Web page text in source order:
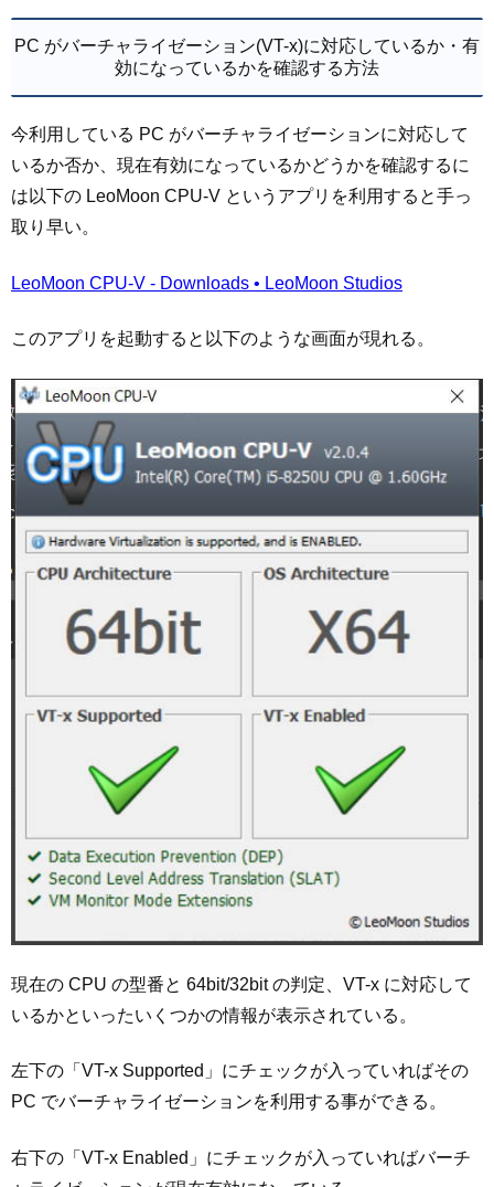
PC がバーチャライゼーション(VT-x)に対応しているか・有
効になっているかを確認する方法
今利用している PC がバーチャライゼーションに対応して
いるか否か、現在有効になっているかどうかを確認するに
は以下の LeoMoon CPU-V というアプリを利用すると手っ
取り早い。
LeoMoon CPU-V - Downloads • LeoMoon Studios
このアプリを起動すると以下のような画面が現れる。
現在の CPU の型番と 64bit/32bit の判定、VT-x に対応して
いるかといったいくつかの情報が表示されている。
左下の「VT-x Supported」にチェックが入っていればその
PC でバーチャライゼーションを利用する事ができる。
右下の「VT-x Enabled」にチェックが入っていればバーチ